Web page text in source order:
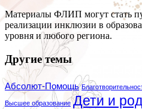
Материалы ФЛИП могут стать
реализации инклюзии в
уровня и любого региона.
Другие темы
Абсолют-Помощь
Высшее образование Дети и